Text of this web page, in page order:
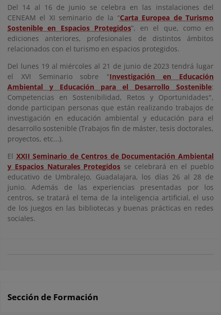
Del 14 al 16 de junio se celebra en las instalaciones del
CENEAM el XI seminario de la “Carta Europea de Turismo
Sostenible en Espacios Protegidos”, en el que, como en
ediciones anteriores, profesionales de distintos ámbitos
relacionados con el turismo en espacios protegidos.
Del lunes 19 al miércoles al 21 de junio de 2023 tendrá lugar
el XVI Seminario sobre "Investigación en Educación
Ambiental y Educación para el Desarrollo Sostenible:
Competencias en Sostenibilidad, Retos y Oportunidades",
donde participan personas que están realizando trabajos de
investigación en educación ambiental y educación para el
desarrollo sostenible (Trabajos fin de máster, tesis doctorales,
proyectos, etc...).
El XXII Seminario de Centros de Documentación Ambiental
y Espacios Naturales Protegidos se celebrará en el pueblo
educativo de Umbralejo, Guadalajara, los días 26 al 28 de
junio. Además de las experiencias presentadas por los
centros, se tratará el tema de la inteligencia artificial, el uso
de los juegos en las bibliotecas y buenas prácticas en redes
sociales.
Sección de Formación